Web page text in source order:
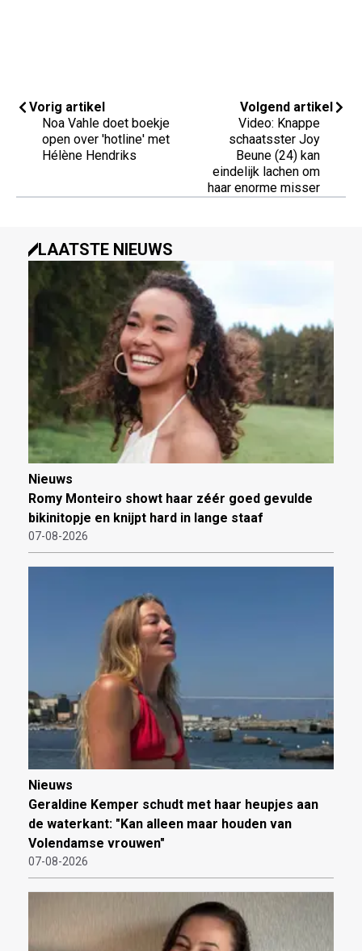
Vorig artikel
Noa Vahle doet boekje
open over 'hotline' met
Hélène Hendriks
Volgend artikel
Video: Knappe
schaatsster Joy
Beune (24) kan
eindelijk lachen om
haar enorme misser
LAATSTE NIEUWS
Nieuws
Romy Monteiro showt haar zéér goed gevulde
bikinitopje en knijpt hard in lange staaf
07-08-2026
Nieuws
Geraldine Kemper schudt met haar heupjes aan
de waterkant: "Kan alleen maar houden van
Volendamse vrouwen"
07-08-2026